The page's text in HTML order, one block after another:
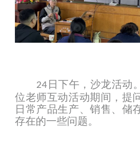
24 日下午 ， 沙龙活动
位老师互动活动期间，提
日常产品生产、销售、储
存在的一些问题。